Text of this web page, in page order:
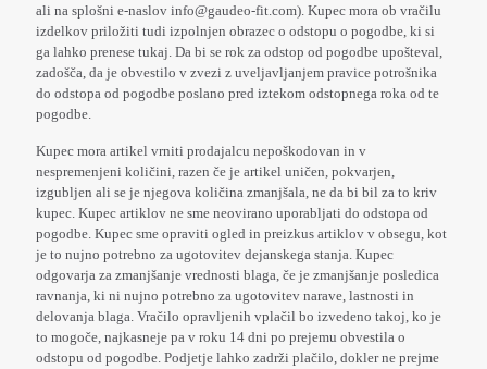
ali na splošni e-naslov info@gaudeo-fit.com). Kupec mora ob vračilu
izdelkov priložiti tudi izpolnjen obrazec o odstopu o pogodbe, ki si
ga lahko prenese tukaj. Da bi se rok za odstop od pogodbe upošteval,
zadošča, da je obvestilo v zvezi z uveljavljanjem pravice potrošnika
do odstopa od pogodbe poslano pred iztekom odstopnega roka od te
pogodbe.
Kupec mora artikel vrniti prodajalcu nepoškodovan in v
nespremenjeni količini, razen če je artikel uničen, pokvarjen,
izgubljen ali se je njegova količina zmanjšala, ne da bi bil za to kriv
kupec. Kupec artiklov ne sme neovirano uporabljati do odstopa od
pogodbe. Kupec sme opraviti ogled in preizkus artiklov v obsegu, kot
je to nujno potrebno za ugotovitev dejanskega stanja. Kupec
odgovarja za zmanjšanje vrednosti blaga, če je zmanjšanje posledica
ravnanja, ki ni nujno potrebno za ugotovitev narave, lastnosti in
delovanja blaga. Vračilo opravljenih vplačil bo izvedeno takoj, ko je
to mogoče, najkasneje pa v roku 14 dni po prejemu obvestila o
odstopu od pogodbe. Podjetje lahko zadrži plačilo, dokler ne prejme